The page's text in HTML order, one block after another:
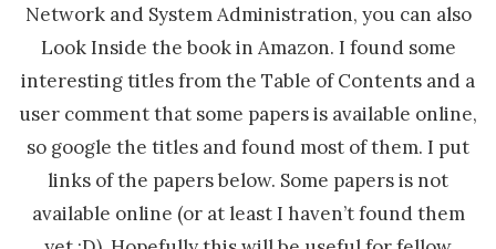
Network and System Administration, you can also
Look Inside the book in Amazon. I found some
interesting titles from the Table of Contents and a
user comment that some papers is available online,
so google the titles and found most of them. I put
links of the papers below. Some papers is not
available online (or at least I haven’t found them